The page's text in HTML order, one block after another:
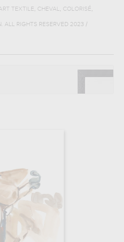
TEXTILE, CHEVAL, COLORISÉ,
ALL RIGHTS RESERVED 2023 /